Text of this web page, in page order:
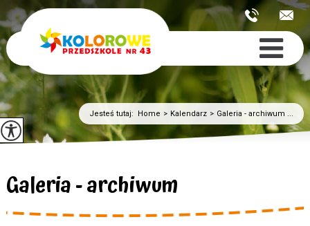
Jesteś tutaj: Home > Kalendarz > Galeria - archiwum ...
Galeria - archiwum